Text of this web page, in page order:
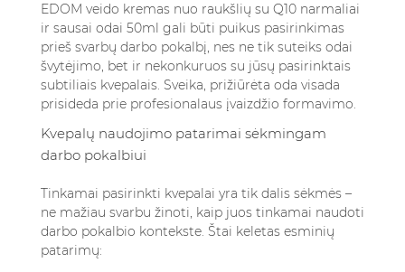
EDOM veido kremas nuo raukšlių su Q10 narmaliai
ir sausai odai 50ml gali būti puikus pasirinkimas
prieš svarbų darbo pokalbį, nes ne tik suteiks odai
švytėjimo, bet ir nekonkuruos su jūsų pasirinktais
subtiliais kvepalais. Sveika, prižiūrėta oda visada
prisideda prie profesionalaus įvaizdžio formavimo.
Kvepalų naudojimo patarimai sėkmingam
darbo pokalbiui
Tinkamai pasirinkti kvepalai yra tik dalis sėkmės –
ne mažiau svarbu žinoti, kaip juos tinkamai naudoti
darbo pokalbio kontekste. Štai keletas esminių
patarimų: